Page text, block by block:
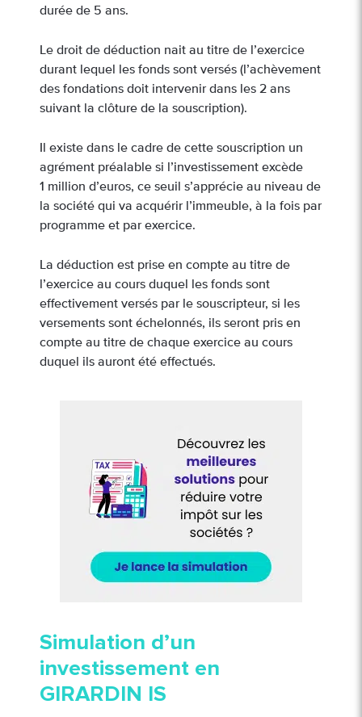
durée de 5 ans.
Le droit de déduction nait au titre de l’exercice
durant lequel les fonds sont versés (l’achèvement
des fondations doit intervenir dans les 2 ans
suivant la clôture de la souscription).
Il existe dans le cadre de cette souscription un
agrément préalable si l’investissement excède
1 million d’euros, ce seuil s’apprécie au niveau de
la société qui va acquérir l’immeuble, à la fois par
programme et par exercice.
La déduction est prise en compte au titre de
l’exercice au cours duquel les fonds sont
effectivement versés par le souscripteur, si les
versements sont échelonnés, ils seront pris en
compte au titre de chaque exercice au cours
duquel ils auront été effectués.
Simulation d’un
investissement en
GIRARDIN IS